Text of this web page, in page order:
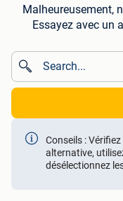
Malheureusement,
Essayez avec un
Conseils :
alternative,
désélectionnez